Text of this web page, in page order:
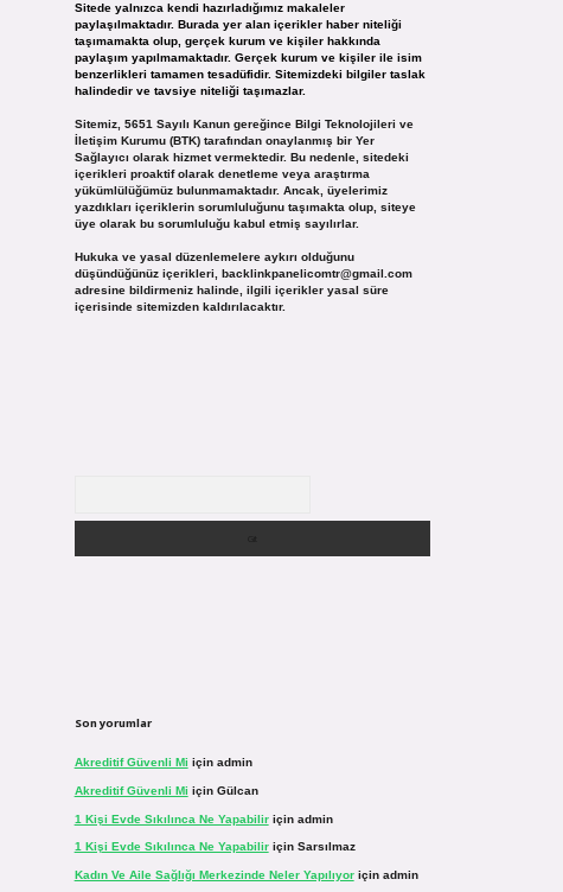
Sitede yalnızca kendi hazırladığımız makaleler
paylaşılmaktadır. Burada yer alan içerikler haber niteliği
taşımamakta olup, gerçek kurum ve kişiler hakkında
paylaşım yapılmamaktadır. Gerçek kurum ve kişiler ile isim
benzerlikleri tamamen tesadüfidir. Sitemizdeki bilgiler taslak
halindedir ve tavsiye niteliği taşımazlar.
Sitemiz, 5651 Sayılı Kanun gereğince Bilgi Teknolojileri ve
İletişim Kurumu (BTK) tarafından onaylanmış bir Yer
Sağlayıcı olarak hizmet vermektedir. Bu nedenle, sitedeki
içerikleri proaktif olarak denetleme veya araştırma
yükümlülüğümüz bulunmamaktadır. Ancak, üyelerimiz
yazdıkları içeriklerin sorumluluğunu taşımakta olup, siteye
üye olarak bu sorumluluğu kabul etmiş sayılırlar.
Hukuka ve yasal düzenlemelere aykırı olduğunu
düşündüğünüz içerikleri, backlinkpanelicomtr@gmail.com
adresine bildirmeniz halinde, ilgili içerikler yasal süre
içerisinde sitemizden kaldırılacaktır.
Son yorumlar
Akreditif Güvenli Mi için admin
Akreditif Güvenli Mi için Gülcan
1 Kişi Evde Sıkılınca Ne Yapabiliriçin admin
1 Kişi Evde Sıkılınca Ne Yapabiliriçin Sarsılmaz
Kadın Ve Aile Sağlığı Merkezinde Neler Yapılıyoriçin admin